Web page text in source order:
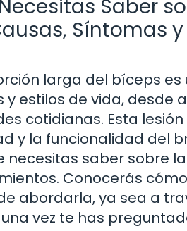
Saber
Síntomas
larga del bíceps
estilos de vida, desde
cotidianas. Esta
y la funcionalidad del
necesitas saber sobre
Conocerás
abordarla, ya sea a
vez te has